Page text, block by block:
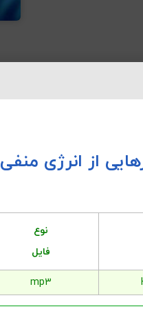
از انرژی منفی
نوع
فایل
mp3